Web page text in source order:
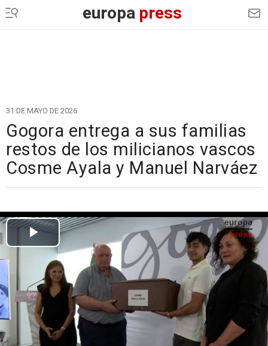
europapress
31 DE MAYO DE 2026
Gogora entrega a sus familias
restos de los milicianos vascos
Cosme Ayala y Manuel Narváez